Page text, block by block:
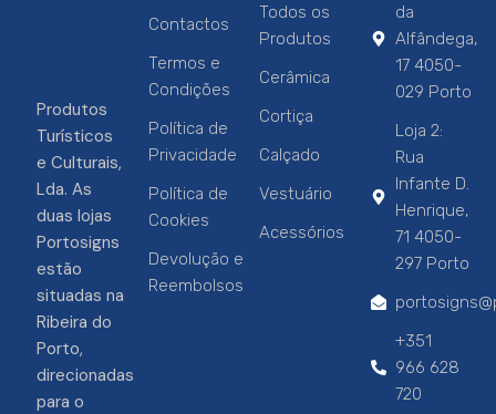
Produtos
Turísticos
e Culturais,
Lda. As
duas lojas
Portosigns
estão
situadas na
Ribeira do
Porto,
direcionadas
para o
Contactos
Termos e
Condições
Política de
Privacidade
Política de
Cookies
Devolução e
Reembolsos
Todos os
Produtos
Cerâmica
Cortiça
Calçado
Vestuário
Acessórios
da
Alfândega,
17 4050-
029 Porto
Loja 2:
Rua
Infante D.
Henrique,
71 4050-
297 Porto
+351
966 628
720